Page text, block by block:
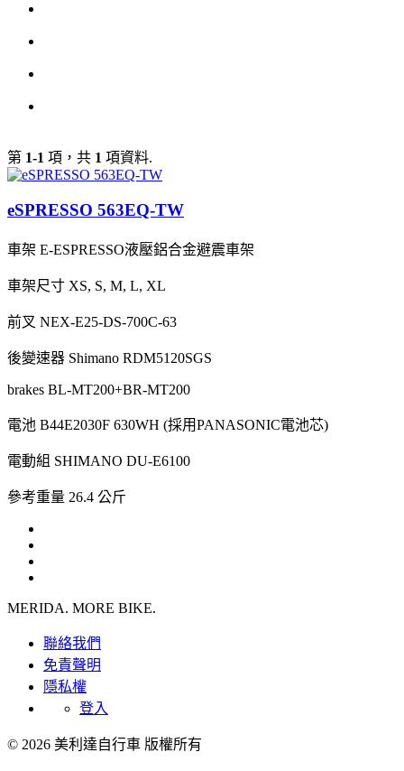
第 1-1 項，共 1 項資料.
eSPRESSO 563EQ-TW
車架 E-ESPRESSO液壓鋁合金避震車架
車架尺寸 XS, S, M, L, XL
前叉 NEX-E25-DS-700C-63
後變速器 Shimano RDM5120SGS
brakes BL-MT200+BR-MT200
電池 B44E2030F 630WH (採用PANASONIC電池芯)
電動組 SHIMANO DU-E6100
參考重量 26.4 公斤
MERIDA. MORE BIKE.
聯絡我們
免責聲明
隱私權
登入
© 2026 美利達自行車 版權所有